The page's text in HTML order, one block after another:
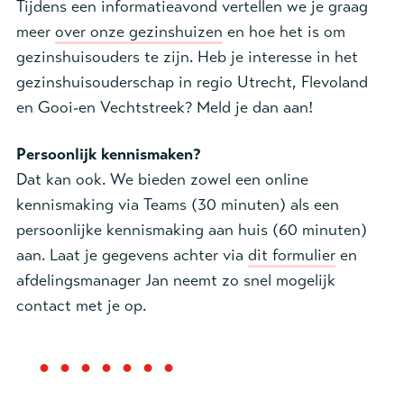
Tijdens een informatieavond vertellen we je graag
meer over onze gezinshuizen en hoe het is om
gezinshuisouders te zijn. Heb je interesse in het
gezinshuisouderschap in regio Utrecht, Flevoland
en Gooi-en Vechtstreek? Meld je dan aan!
Persoonlijk kennismaken?
Dat kan ook. We bieden zowel een online
kennismaking via Teams (30 minuten) als een
persoonlijke kennismaking aan huis (60 minuten)
aan. Laat je gegevens achter via dit formulier en
afdelingsmanager Jan neemt zo snel mogelijk
contact met je op.